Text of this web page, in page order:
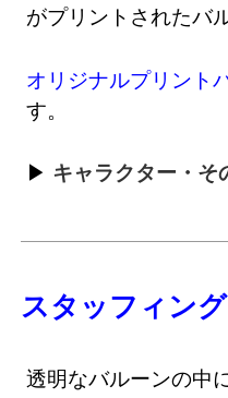
がプリントされたバ
オリジナルプリント
す。
キャラクター・そ
スタッフィング
透明なバルーンの中